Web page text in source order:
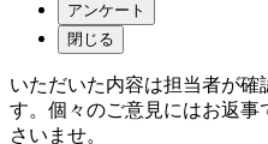
アンケート
閉じる
いただいた内容は担当者が確
す。個々のご意見にはお返
さいませ。